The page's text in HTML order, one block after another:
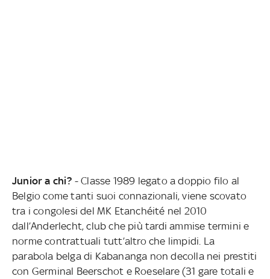
Junior a chi? - Classe 1989 legato a doppio filo al
Belgio come tanti suoi connazionali, viene scovato
tra i congolesi del MK Etanchéité nel 2010
dall’Anderlecht, club che più tardi ammise termini e
norme contrattuali tutt’altro che limpidi. La
parabola belga di Kabananga non decolla nei prestiti
con Germinal Beerschot e Roeselare (31 gare totali e